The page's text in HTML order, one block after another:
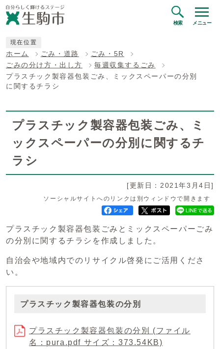
検索 メニュー
現在位置
ホーム ごみ・道路
ごみ・5R
ごみの分け方・出し方
毎週収集するごみ
プラスチック製容器包装ごみ、ミックスペーパーの分別
に関するチラシ
プラスチック製容器包装ごみ、ミ
ックスペーパーの分別に関するチ
ラシ
[更新日：2021年3月4日]
ソーシャルサイトへのリンクは別ウィンドウで開きます
プラスチック製容器包装ごみとミックスペーパーごみ
の分別に関するチラシを作成しました。
自治会や地域内でのリサイクル啓発にご活用くださ
い。
プラスチック製容器包装の分別
プラスチック製容器包装の分別 (ファイル
名：pura.pdf サイズ：373.54KB)